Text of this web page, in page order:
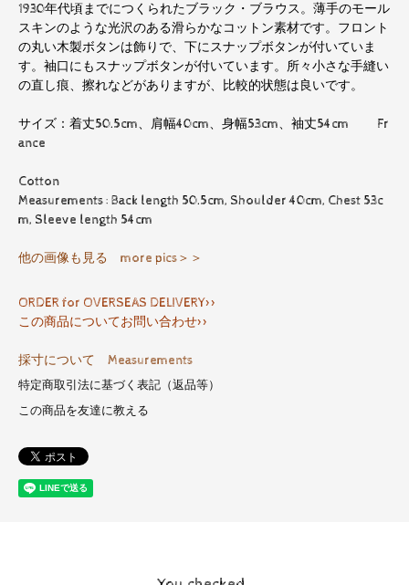
1930年代頃までにつくられたブラック・ブラウス。薄手のモール
スキンのような光沢のある滑らかなコットン素材です。フロント
の丸い木製ボタンは飾りで、下にスナップボタンが付いていま
す。袖口にもスナップボタンが付いています。所々小さな手縫い
の直し痕、擦れなどがありますが、比較的状態は良いです。
サイズ：着丈50.5cm、肩幅40cm、身幅53cm、袖丈54cm Fr
ance
Cotton
Measurements : Back length 50.5cm, Shoulder 40cm, Chest 53c
m, Sleeve length 54cm
他の画像も見る more pics＞＞
ORDER for OVERSEAS DELIVERY>>
この商品についてお問い合わせ>>
採寸について Measurements
特定商取引法に基づく表記（返品等）
この商品を友達に教える